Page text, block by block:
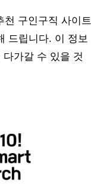
천 구인구직 사이트
드립니다. 이 정보
가갈 수 있을 것